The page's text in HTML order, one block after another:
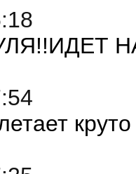
круто